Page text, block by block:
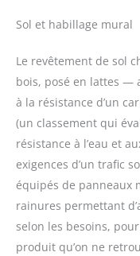
Sol et habillage mural
Le revêtement de sol
bois, posé en lattes —
à la résistance d’un
(un classement qui
résistance à l’eau et
exigences d’un trafic
équipés de panneaux
rainures permettant
selon les besoins,
produit qu’on ne